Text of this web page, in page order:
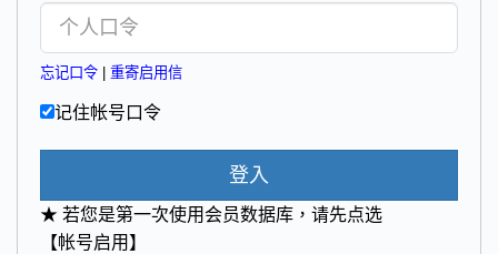
忘记口令 重寄启用信
记住帐号口令
登入
★ 若您是第一次使用会员数据库，请先点选
【帐号启用】